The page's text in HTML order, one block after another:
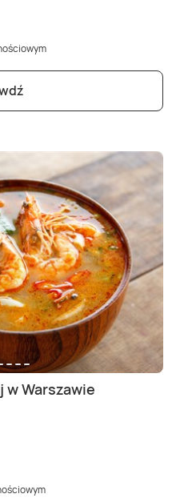
Warszawie